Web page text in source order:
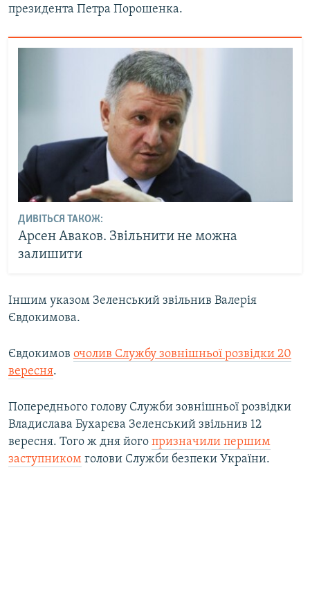
президента Петра Порошенка.
ДИВІТЬСЯ ТАКОЖ:
Арсен Аваков. Звільнити не можна
залишити
Іншим указом Зеленський звільнив Валерія
Євдокимова.
Євдокимов очолив Службу зовнішньої розвідки 20
вересня.
Попереднього голову Служби зовнішньої розвідки
Владислава Бухарєва Зеленський звільнив 12
вересня. Того ж дня його призначили першим
заступником голови Служби безпеки України.